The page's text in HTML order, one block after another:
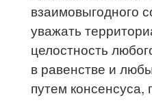
взаимовыгодного
уважать
целостность
в равенстве и
путем консенсуса,